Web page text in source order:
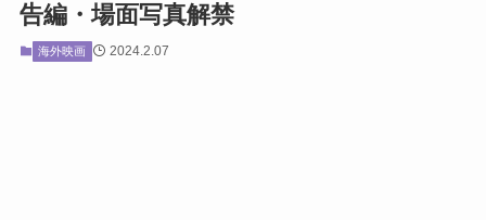
告編・場面写真解禁
海外映画 2024.2.07